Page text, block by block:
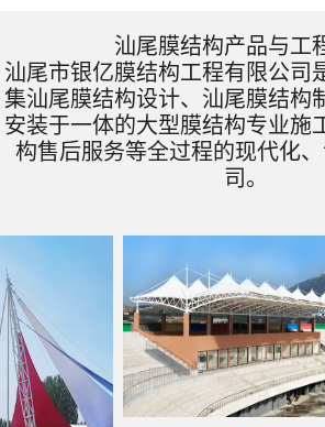
汕尾膜结构产品与工
汕尾市银亿膜结构工程有限公司
集汕尾膜结构设计、汕尾膜结构
安装于一体的大型膜结构专业施
构售后服务等全过程的现代化
司。